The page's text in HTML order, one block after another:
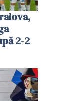
2-2